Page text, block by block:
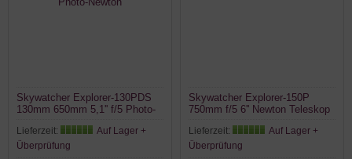
Skywatcher Explorer-130PDS
130mm 650mm 5,1'' f/5 Photo-
Lieferzeit:
Auf Lager +
Überprüfung
Skywatcher Explorer-150P
750mm f/5 6'' Newton Teleskop
Lieferzeit:
Auf Lager +
Überprüfung